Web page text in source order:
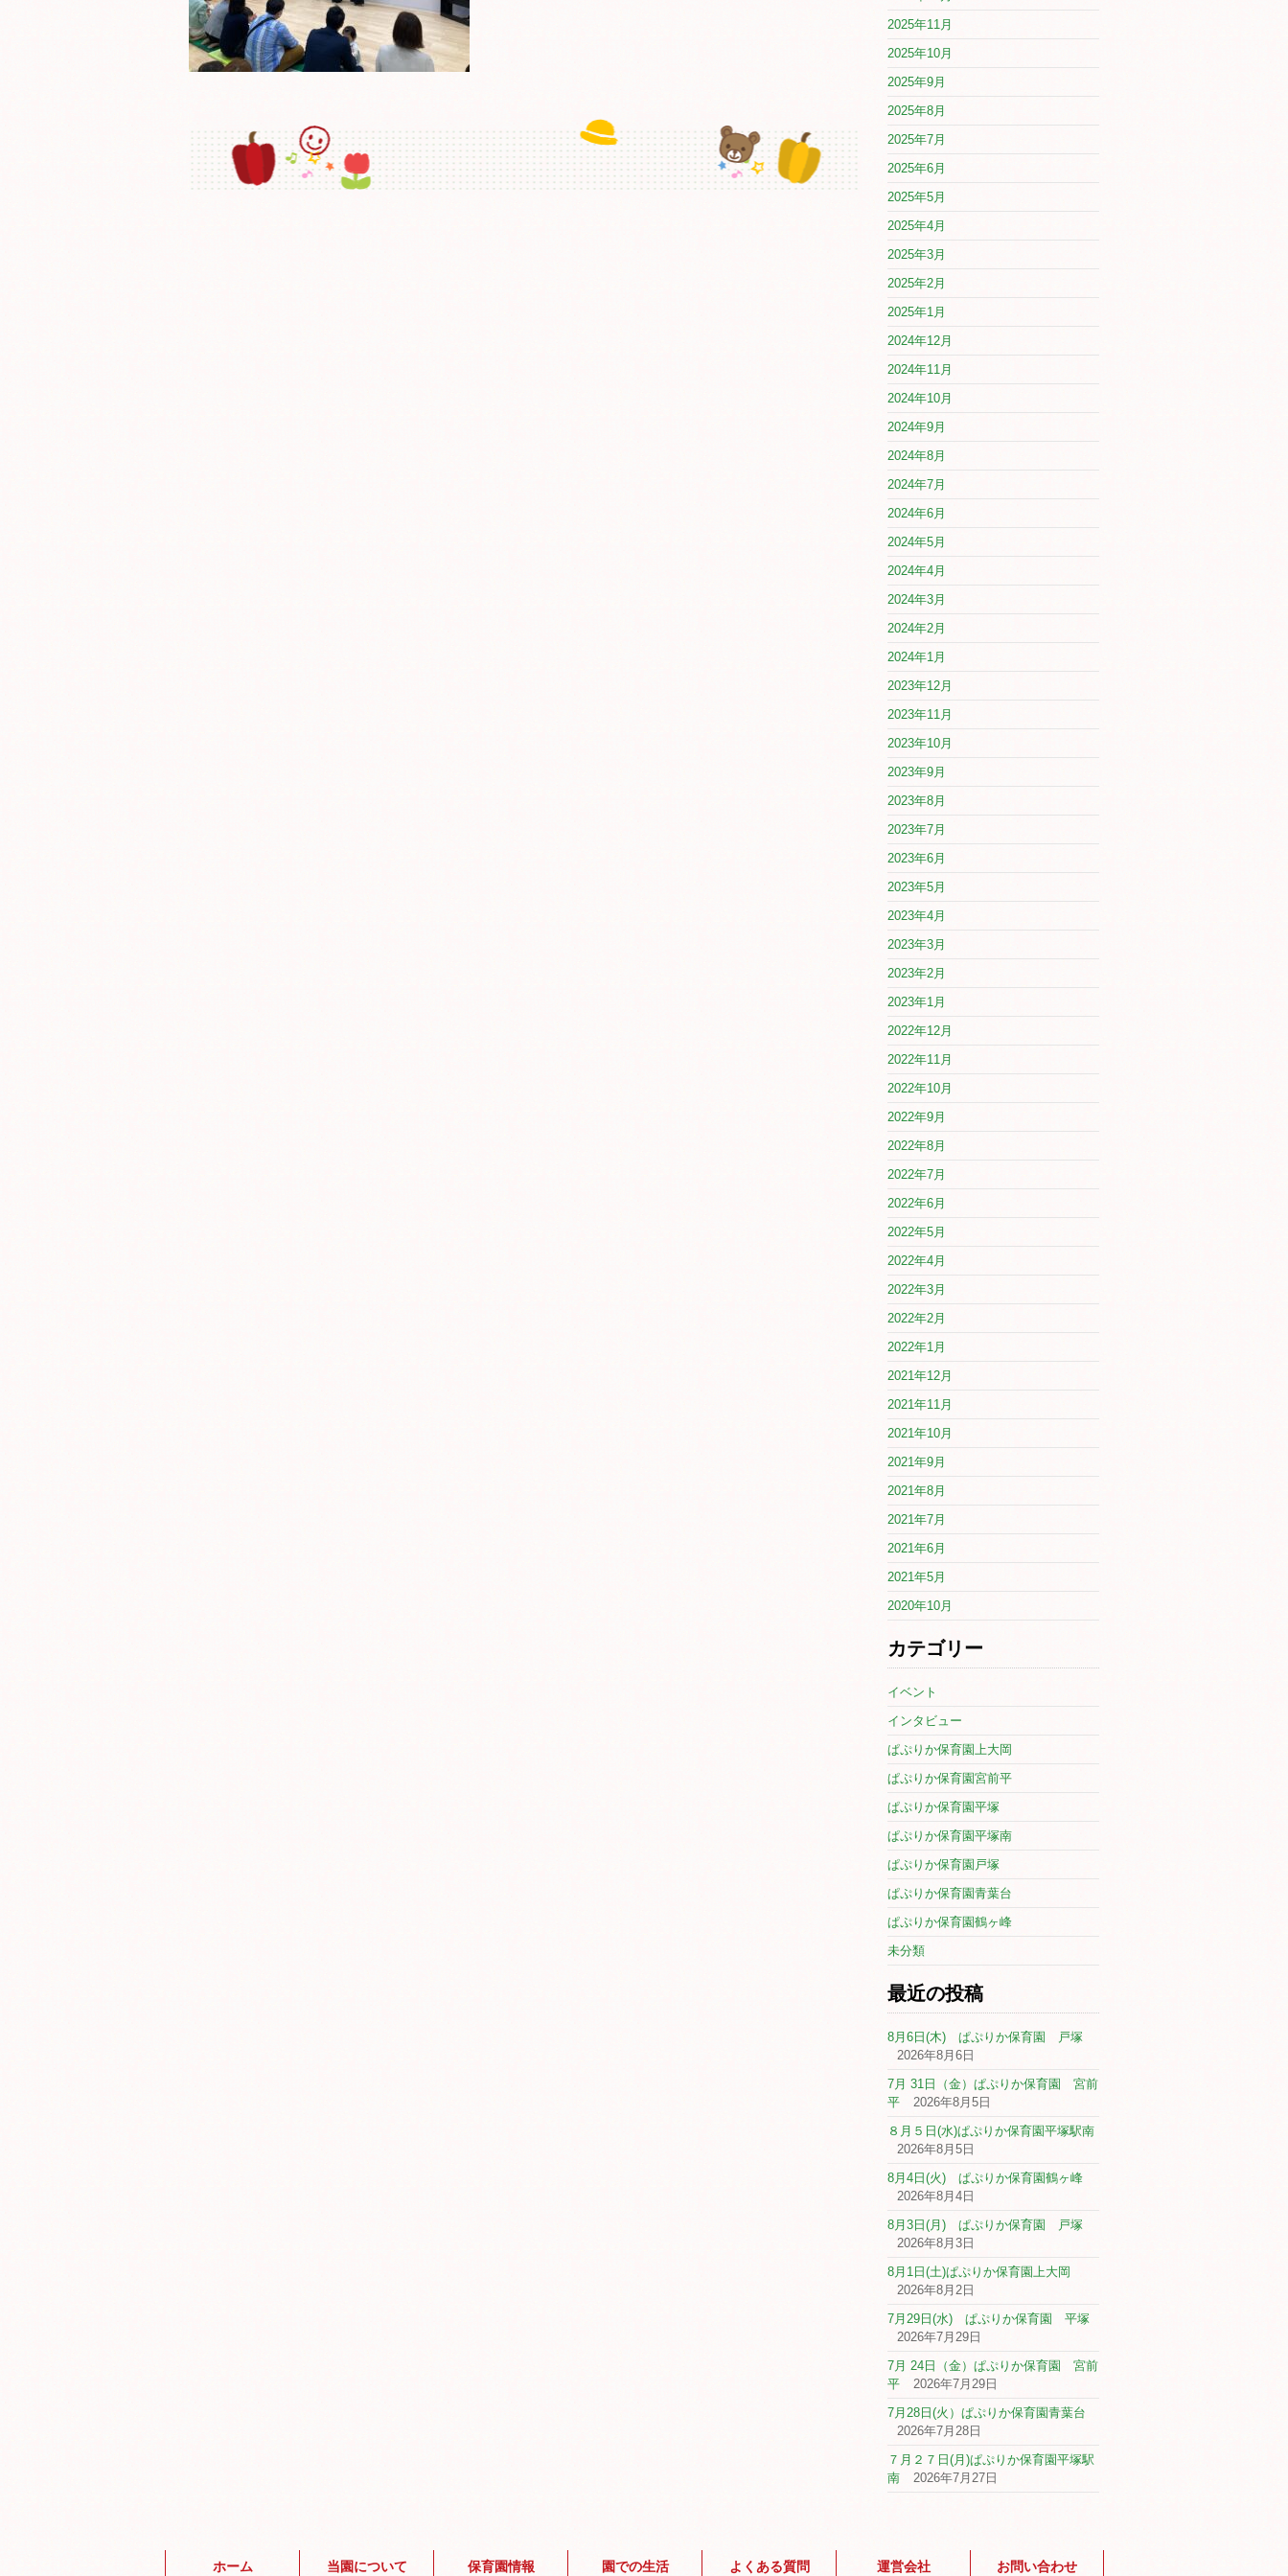
2025年11月
2025年10月
2025年9月
2025年8月
2025年7月
2025年6月
2025年5月
2025年4月
2025年3月
2025年2月
2025年1月
2024年12月
2024年11月
2024年10月
2024年9月
2024年8月
2024年7月
2024年6月
2024年5月
2024年4月
2024年3月
2024年2月
2024年1月
2023年12月
2023年11月
2023年10月
2023年9月
2023年8月
2023年7月
2023年6月
2023年5月
2023年4月
2023年3月
2023年2月
2023年1月
2022年12月
2022年11月
2022年10月
2022年9月
2022年8月
2022年7月
2022年6月
2022年5月
2022年4月
2022年3月
2022年2月
2022年1月
2021年12月
2021年11月
2021年10月
2021年9月
2021年8月
2021年7月
2021年6月
2021年5月
2020年10月
カテゴリー
イベント
インタビュー
ぱぷりか保育園上大岡
ぱぷりか保育園宮前平
ぱぷりか保育園平塚
ぱぷりか保育園平塚南
ぱぷりか保育園戸塚
ぱぷりか保育園青葉台
ぱぷりか保育園鶴ヶ峰
未分類
最近の投稿
8月6日(木) ぱぷりか保育園 戸塚
2026年8月6日
7月 31日（金）ぱぷりか保育園 宮前
平
2026年8月5日
８月５日(水)ぱぷりか保育園平塚駅南
2026年8月5日
8月4日(火) ぱぷりか保育園鶴ヶ峰
2026年8月4日
8月3日(月) ぱぷりか保育園 戸塚
2026年8月3日
8月1日(土)ぱぷりか保育園上大岡
2026年8月2日
7月29日(水) ぱぷりか保育園 平塚
2026年7月29日
7月 24日（金）ぱぷりか保育園 宮前
平
2026年7月29日
7月28日(火）ぱぷりか保育園青葉台
2026年7月28日
７月２７日(月)ぱぷりか保育園平塚駅
南
2026年7月27日
ホーム 当園について 保育園情報 園での生活 よくある質問 運営会社 お問い合わせ